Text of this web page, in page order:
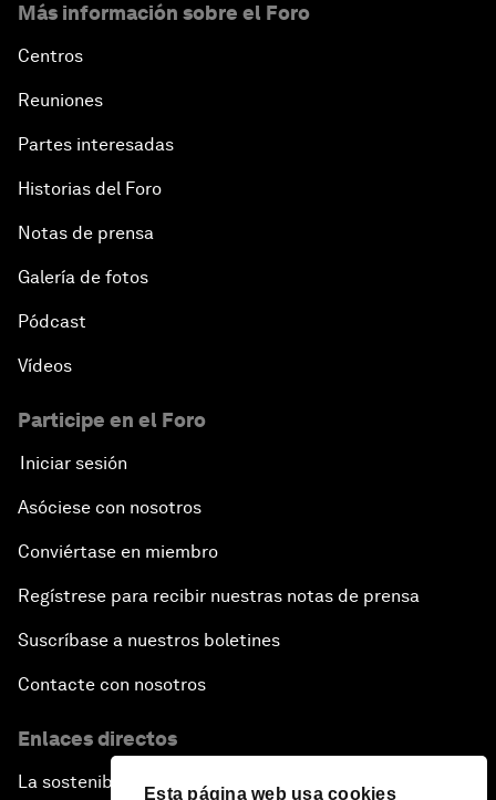
Esta página web usa cookies
Educating beyond the Margins
Himalayan Stand-Off
A Conversation with Smriti Zubin Irani and Karan
The Union of States
An Insight, An Idea with Vasundhara Raje Scindia
Preserving Indian Arts
An Insight, An Idea with Sadhguru
Más información sobre el Foro
Centros
Reuniones
Partes interesadas
Historias del Foro
Notas de prensa
Galería de fotos
Pódcast
Vídeos
Participe en el Foro
Iniciar sesión
Asóciese con nosotros
Conviértase en miembro
Regístrese para recibir nuestras notas de prensa
Suscríbase a nuestros boletines
Contacte con nosotros
Enlaces directos
La sostenibilidad en el Foro